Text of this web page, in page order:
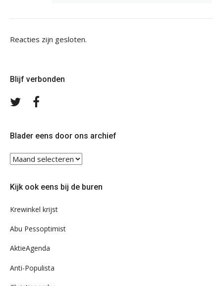
Reacties zijn gesloten.
Blijf verbonden
Volg
Blader eens door ons archief
Blader
eens
ons
Kijk ook eens bij de buren
Krewinkel krijst
Abu Pessoptimist
AktieAgenda
Anti-Populista